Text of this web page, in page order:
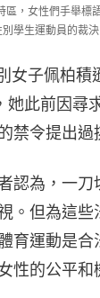
，女性們手舉標
學生運動員的裁決
女子佩柏積
此前因尋
禁令提出過
認為，一刀
。但為這些
育運動是合
性的公平和